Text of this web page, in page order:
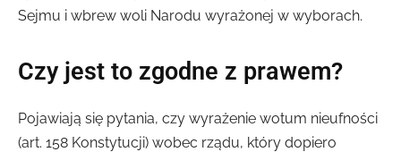
Sejmu i wbrew woli Narodu wyrażonej w wyborach.
Czy jest to zgodne z prawem?
Pojawiają się pytania, czy wyrażenie wotum nieufności
(art. 158 Konstytucji) wobec rządu, który dopiero